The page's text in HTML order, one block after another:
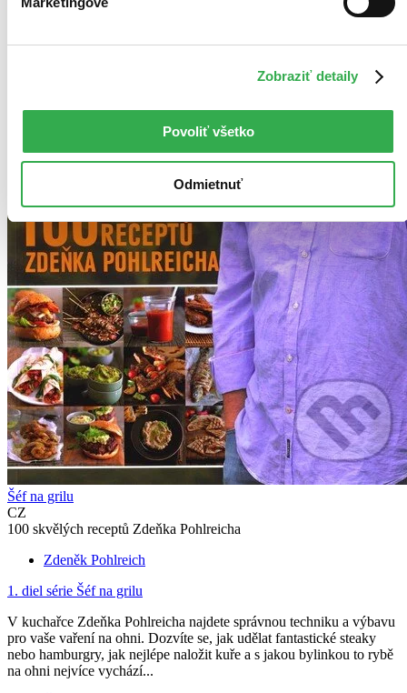
Zobraziť detaily
Povoliť všetko
Odmietnuť
Šéf na grilu
CZ
100 skvělých receptů Zdeňka Pohlreicha
Zdeněk Pohlreich
1. diel série Šéf na grilu
V kuchařce Zdeňka Pohlreicha najdete správnou techniku a výbavu
pro vaše vaření na ohni. Dozvíte se, jak udělat fantastické steaky
nebo hamburgry, jak nejlépe naložit kuře a s jakou bylinkou to rybě
na ohni nejvíce vychází...